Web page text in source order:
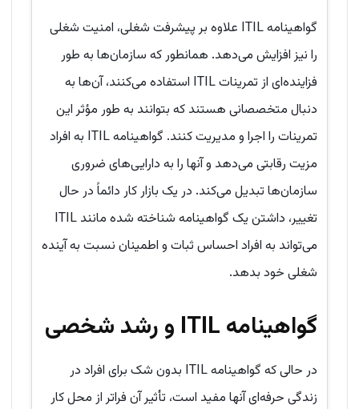
گواهینامه ITIL علاوه بر پیشرفت شغلی، امنیت شغلی
را نیز افزایش می‌دهد. همانطور که سازمان‌ها به طور
فزاینده‌ای از تمرینات ITIL استفاده می‌کنند، آن‌ها به
دنبال متخصصانی هستند که بتوانند به طور مؤثر این
تمرینات را اجرا و مدیریت کنند. گواهینامه ITIL به افراد
مزیت رقابتی می‌دهد و آنها را به دارایی‌های ضروری
سازمان‌ها تبدیل می‌کند. در یک بازار کار دائماً در حال
تغییر، داشتن یک گواهینامه شناخته شده مانند ITIL
می‌تواند به افراد احساس ثبات و اطمینان نسبت به آینده
شغلی خود بدهد.
گواهینامه ITIL و رشد شخصی
در حالی که گواهینامه ITIL بدون شک برای افراد در
زندگی حرفه‌ای آنها مفید است، تأثیر آن فراتر از محل کار